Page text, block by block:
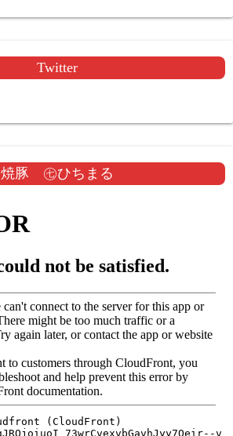
Twitter
焼豚 ㊆ひちまる